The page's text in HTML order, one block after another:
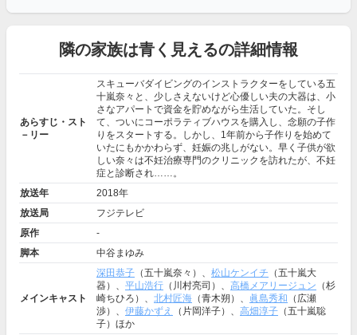
隣の家族は青く見えるの詳細情報
あらすじ・スト
－リー
スキューバダイビングのインストラクターをしている五
十嵐奈々と、少しさえないけど心優しい夫の大器は、小
さなアパートで資金を貯めながら生活していた。そし
て、ついにコーポラティブハウスを購入し、念願の子作
りをスタートする。しかし、1年前から子作りを始めて
いたにもかかわらず、妊娠の兆しがない。早く子供が欲
しい奈々は不妊治療専門のクリニックを訪れたが、不妊
症と診断され……。
放送年
2018年
放送局
フジテレビ
原作
-
脚本
中谷まゆみ
メインキャスト
深田恭子 （五十嵐奈々）、 松山ケンイチ （五十嵐大
器）、 平山浩行 （川村亮司）、 高橋メアリージュン （杉
崎ちひろ）、 北村匠海 （青木朔）、 眞島秀和 （広瀬
渉）、 伊藤かずえ （片岡洋子）、 高畑淳子 （五十嵐聡
子）ほか